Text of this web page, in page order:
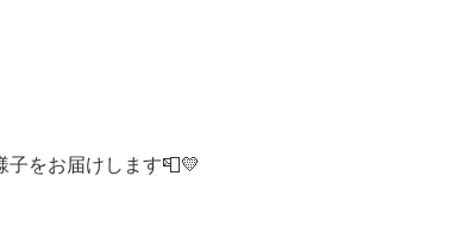
子をお届けします📮💛